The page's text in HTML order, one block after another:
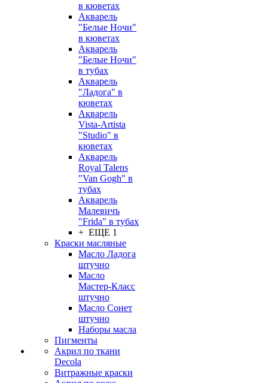
в кюветах
Акварель
"Белые Ночи"
в кюветах
Акварель
"Белые Ночи"
в тубах
Акварель
"Ладога" в
кюветах
Акварель
Vista-Artista
"Studio" в
кюветах
Акварель
Royal Talens
"Van Gogh" в
тубах
Акварель
Малевичъ
"Frida" в тубах
+ ЕЩЕ 1
Краски масляные
Масло Ладога
штучно
Масло
Мастер-Класс
штучно
Масло Сонет
штучно
Наборы масла
Пигменты
Акрил по ткани
Decola
Витражные краски